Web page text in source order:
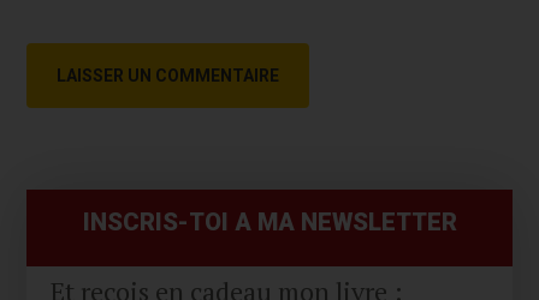
Sidebar
INSCRIS-TOI A MA NEWSLETTER
Et reçois en cadeau mon livre :